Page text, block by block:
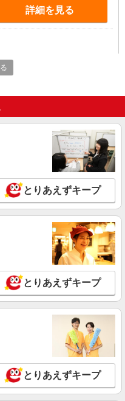
詳細を見る
スタート7割！病院のパート
詳細を見る
ぎて全私が泣いた≫看護助
！
円 ＜日払い有/週払い有/交
詳細を見る
現場で専門スキルを磨く看
円 ＜交通費全支給(ガソリ
とりあえずキープ
とりあえずキープ
とりあえずキープ